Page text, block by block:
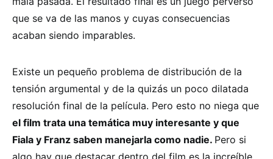
que se va de las manos y cuyas consecuencias
acaban siendo imparables.
Existe un pequeño problema de distribución de la
tensión argumental y de la quizás un poco dilatada
resolución final de la película. Pero esto no niega que
el film trata una temática muy interesante y que
Fiala y Franz saben manejarla como nadie. Pero si
algo hay que destacar dentro del film es la increíble